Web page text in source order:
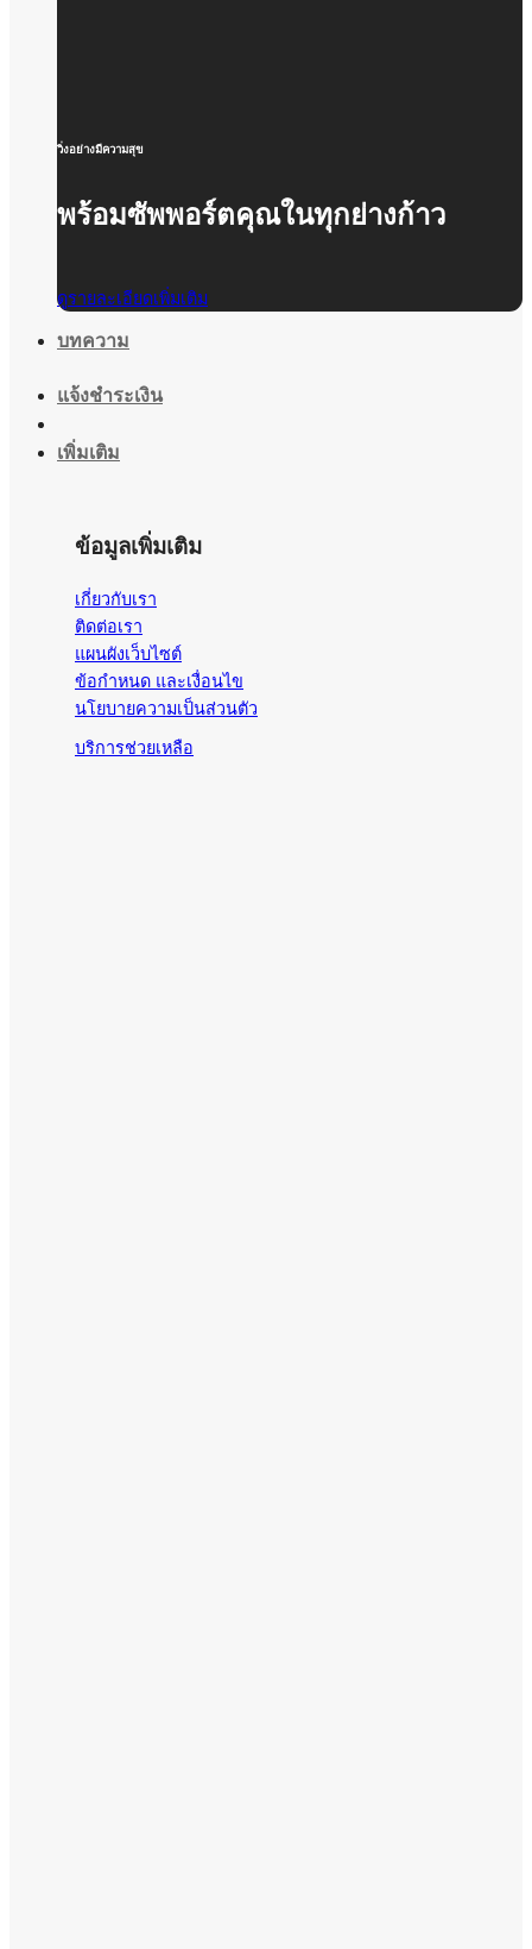
วิ่งอย่างมีความสุข
พร้อมซัพพอร์ตคุณในทุกย่างก้าว
ดูรายละเอียดเพิ่มเติม
บทความ
แจ้งชำระเงิน
เพิ่มเติม
ข้อมูลเพิ่มเติม
เกี่ยวกับเรา
ติดต่อเรา
แผนผังเว็บไซต์
ข้อกำหนด และเงื่อนไข
นโยบายความเป็นส่วนตัว
บริการช่วยเหลือ